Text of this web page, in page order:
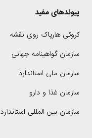
پیوندهای مفید
کروکی هارپاک روی نقشه
سازمان گواهینامه جهانی
سازمان ملی استاندارد
سازمان غذا و دارو
سازمان بین المللی استاندارد